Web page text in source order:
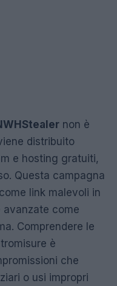
non è
distribuito
e hosting gratuiti,
Questa campagna
link malevoli in
avanzate come
Comprendere le
è
che
o usi impropri